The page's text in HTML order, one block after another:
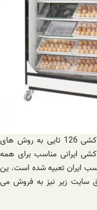
فروش مرغوب ترین انواع دستگاه جوجه کشی 126 تایی به روش های
ایرانی مناسب برای همه
ایران تعبیه شده است. ین
سایت زیر نیز به فروش می